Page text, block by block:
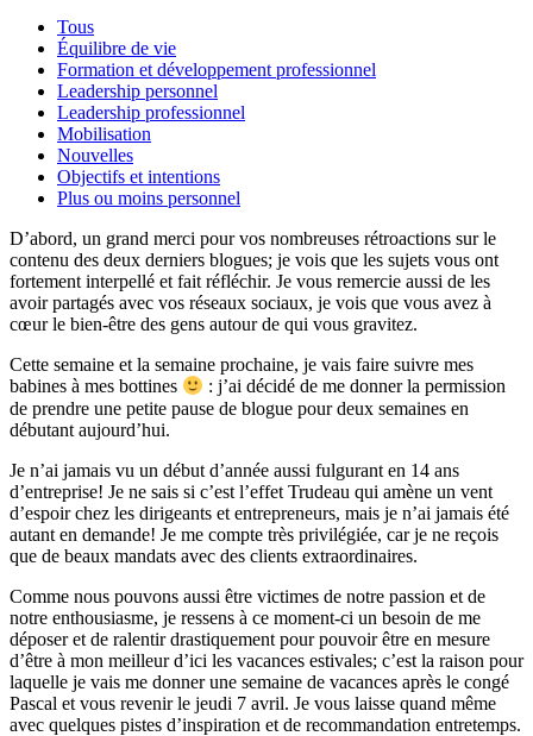
Tous
Équilibre de vie
Formation et développement professionnel
Leadership personnel
Leadership professionnel
Mobilisation
Nouvelles
Objectifs et intentions
Plus ou moins personnel
D’abord, un grand merci pour vos nombreuses rétroactions sur le
contenu des deux derniers blogues; je vois que les sujets vous ont
fortement interpellé et fait réfléchir. Je vous remercie aussi de les
avoir partagés avec vos réseaux sociaux, je vois que vous avez à
cœur le bien-être des gens autour de qui vous gravitez.
Cette semaine et la semaine prochaine, je vais faire suivre mes
babines à mes bottines
: j’ai décidé de me donner la permission
de prendre une petite pause de blogue pour deux semaines en
débutant aujourd’hui.
Je n’ai jamais vu un début d’année aussi fulgurant en 14 ans
d’entreprise! Je ne sais si c’est l’effet Trudeau qui amène un vent
d’espoir chez les dirigeants et entrepreneurs, mais je n’ai jamais été
autant en demande! Je me compte très privilégiée, car je ne reçois
que de beaux mandats avec des clients extraordinaires.
Comme nous pouvons aussi être victimes de notre passion et de
notre enthousiasme, je ressens à ce moment-ci un besoin de me
déposer et de ralentir drastiquement pour pouvoir être en mesure
d’être à mon meilleur d’ici les vacances estivales; c’est la raison pour
laquelle je vais me donner une semaine de vacances après le congé
Pascal et vous revenir le jeudi 7 avril. Je vous laisse quand même
avec quelques pistes d’inspiration et de recommandation entretemps.